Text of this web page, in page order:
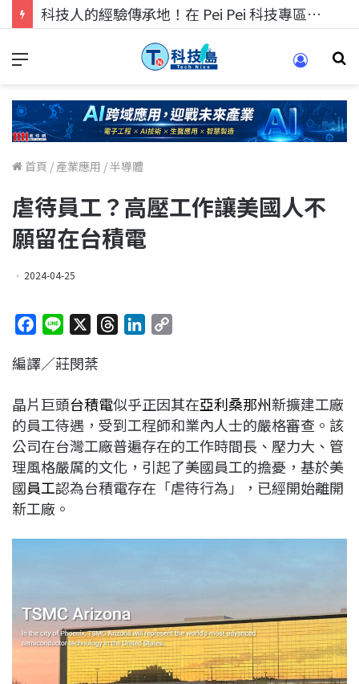
科技人找工作，就到TECH+ 科技專區!
首頁 / 產業應用 /半導體
虐待員工？高壓工作讓美國人不
願留在台積電
2024-04-25
c
b
o
o
k
n
a
d
s
e
d
I
n
L
i
n
k
編譯／莊閔棻
晶片巨頭台積電似乎正因其在亞利桑那州新擴建工廠
的員工待遇，受到工程師和業內人士的嚴格審查。該
公司在台灣工廠普遍存在的工作時間長、壓力大、管
理風格嚴厲的文化，引起了美國員工的擔憂，基於美
國員工認為台積電存在「虐待行為」，已經開始離開
新工廠。